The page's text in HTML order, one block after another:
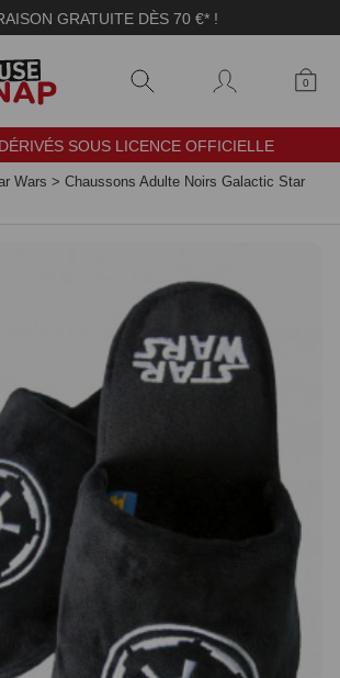
GRATUITE DÈS 70 €* !
0
SOUS LICENCE OFFICIELLE
Wars > Chaussons Adulte Noirs Galactic Star
cookies